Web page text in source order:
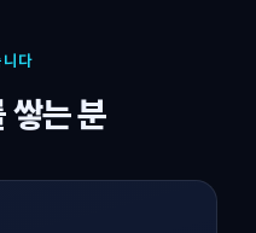
다
쌓는 분